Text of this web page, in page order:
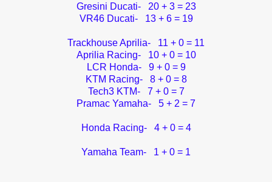
Gresini Ducati- 20 + 3 = 23
VR46 Ducati- 13 + 6 = 19
Trackhouse Aprilia- 11 + 0 = 11
Aprilia Racing- 10 + 0 = 10
LCR Honda- 9 + 0 = 9
KTM Racing- 8 + 0 = 8
Tech3 KTM- 7 + 0 = 7
Pramac Yamaha- 5 + 2 = 7
Honda Racing- 4 + 0 = 4
Yamaha Team- 1 + 0 = 1